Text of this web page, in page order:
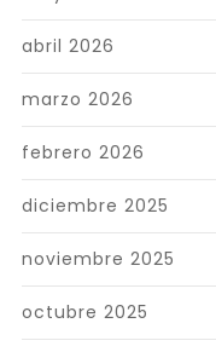
abril 2026
marzo 2026
febrero 2026
diciembre 2025
noviembre 2025
octubre 2025